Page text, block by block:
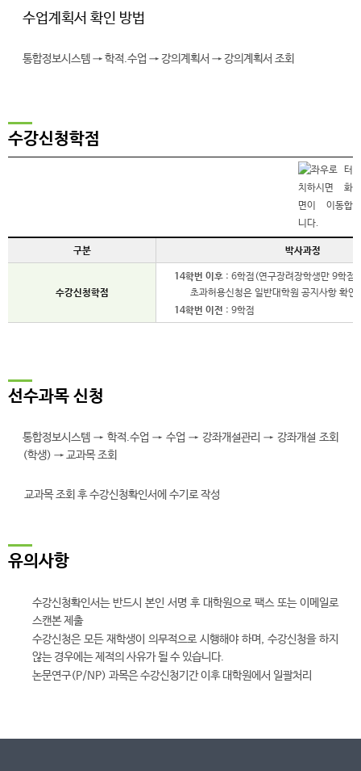
수업계획서 확인 방법
통합정보시스템 → 학적.수업 → 강의계획서 → 강의계획서 조회
수강신청학점
구분 박사과정
수강신청학점
14학번 이후 : 6학점(연구장려장학생만 9학점)
초과허용신청은 일반대학원 공지사항 확인
14학번 이전 : 9학점
선수과목 신청
통합정보시스템 → 학적.수업 → 수업 → 강좌개설관리 → 강좌개설 조회
(학생) → 교과목 조회
교과목 조회 후 수강신청확인서에 수기로 작성
유의사항
수강신청확인서는 반드시 본인 서명 후 대학원으로 팩스 또는 이메일로
스캔본 제출
수강신청은 모든 재학생이 의무적으로 시행해야 하며, 수강신청을 하지
않는 경우에는 제적의 사유가 될 수 있습니다.
논문연구(P/NP) 과목은 수강신청기간 이후 대학원에서 일괄처리